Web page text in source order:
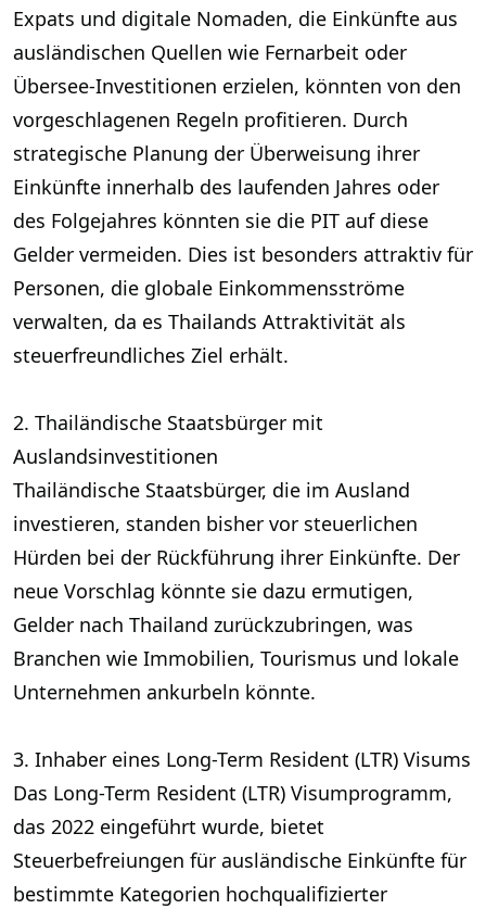
Expats und digitale Nomaden, die Einkünfte aus
ausländischen Quellen wie Fernarbeit oder
Übersee-Investitionen erzielen, könnten von den
vorgeschlagenen Regeln profitieren. Durch
strategische Planung der Überweisung ihrer
Einkünfte innerhalb des laufenden Jahres oder
des Folgejahres könnten sie die PIT auf diese
Gelder vermeiden. Dies ist besonders attraktiv für
Personen, die globale Einkommensströme
verwalten, da es Thailands Attraktivität als
steuerfreundliches Ziel erhält.
2. Thailändische Staatsbürger mit
Auslandsinvestitionen
Thailändische Staatsbürger, die im Ausland
investieren, standen bisher vor steuerlichen
Hürden bei der Rückführung ihrer Einkünfte. Der
neue Vorschlag könnte sie dazu ermutigen,
Gelder nach Thailand zurückzubringen, was
Branchen wie Immobilien, Tourismus und lokale
Unternehmen ankurbeln könnte.
3. Inhaber eines Long-Term Resident (LTR) Visums
Das Long-Term Resident (LTR) Visumprogramm,
das 2022 eingeführt wurde, bietet
Steuerbefreiungen für ausländische Einkünfte für
bestimmte Kategorien hochqualifizierter